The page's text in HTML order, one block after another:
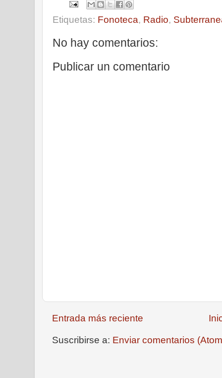
Etiquetas: Fonoteca, Radio,
No hay comentarios:
Publicar un comentario
Entrada más reciente
Suscribirse a: Enviar comentarios